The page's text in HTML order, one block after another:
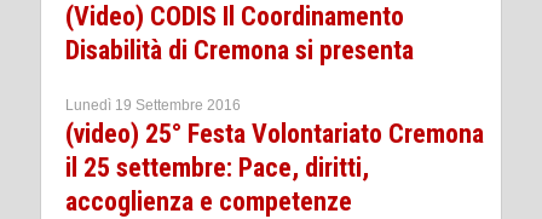
(Video) CODIS Il Coordinamento
Disabilità di Cremona si presenta
Lunedì 19 Settembre 2016
(video) 25° Festa Volontariato Cremona
il 25 settembre: Pace, diritti,
accoglienza e competenze